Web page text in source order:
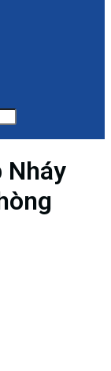
Nháy